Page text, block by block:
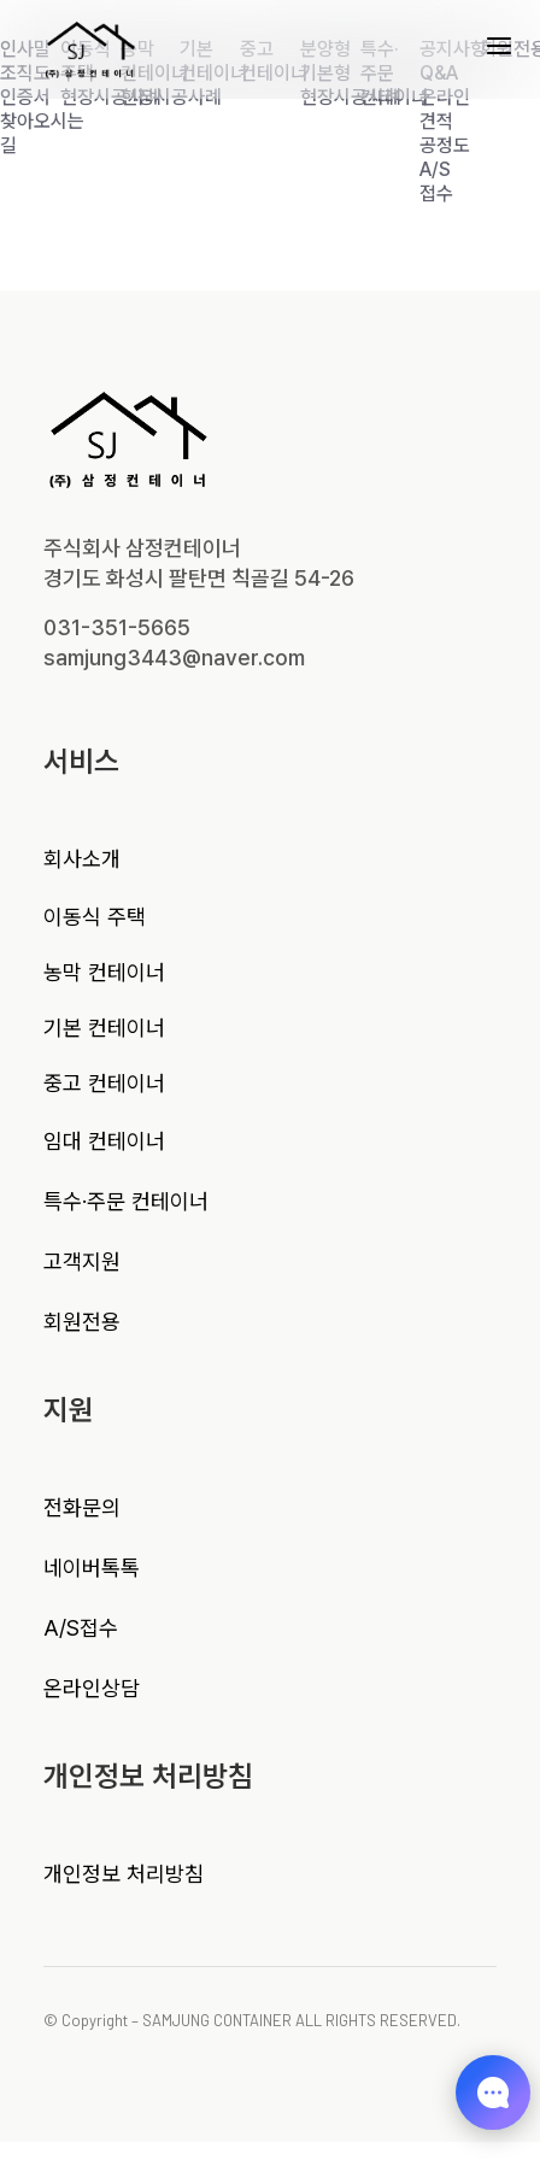
인사말
조직도
인증서
찾아오시는
길
이동식
주택
현장시공사례
농막
컨테이너
현장시공사례
기본
컨테이너
중고
컨테이너
분양형
기본형
현장시공사례
특수·
주문
컨테이너
공지사항
Q&A
온라인
견적
공정도
A/S
접수
회원전
주식회사 삼정컨테이너
경기도 화성시 팔탄면 칙골길 54-26
031-351-5665
samjung3443@naver.com
서비스
회사소개
이동식 주택
농막 컨테이너
기본 컨테이너
중고 컨테이너
임대 컨테이너
특수·주문 컨테이너
고객지원
회원전용
지원
전화문의
네이버톡톡
A/S접수
온라인상담
개인정보 처리방침
개인정보 처리방침
© Copyright – SAMJUNG CONTAINER ALL RIGHTS RESERVED.